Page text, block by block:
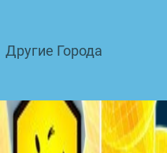
Другие Города